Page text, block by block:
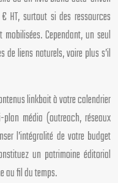
HT, surtout si des ressources
Cependant, un seul
de liens naturels, voire plus s’il
linkbait à votre calendrier
média (outreach, réseaux
l’intégralité de votre budget
un patrimoine éditorial
au fil du temps.